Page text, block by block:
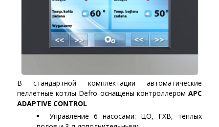
В стандартной комплектации автоматические
пеллетные котлы Defro оснащены контроллером APC
ADAPTIVE CONTROL
Управление 6 насосами: ЦО, ГХВ, теплых